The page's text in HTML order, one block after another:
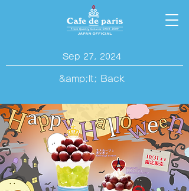
Sep 27, 2024
&amp;lt; Back